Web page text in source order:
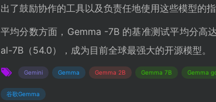
出了鼓励协作的工具以及负责任地使用这些模型的指
平均分数方面，Gemma -7B 的基准测试平均分
al-7B（54.0），成为目前全球最强大的开源模型。
Gemini Gemma Gemma 2B Gemma 7B Gemma
谷歌Gemma